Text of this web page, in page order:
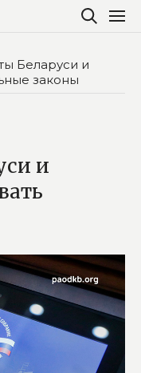
Беларуси и
законы
и